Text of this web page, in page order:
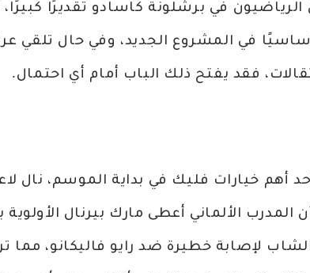
الرياضيون في برشلونة كاسادو تقديرًا
أساسيًا في المشروع الجديد، وفي حال
فقد يفتح ذلك الباب أمام أي احتمال.
أهم خيارات فليك في بداية الموسم، نال
المدرب الألماني أعطى مارك بيرنال
لإصابة خطيرة ضد رايو فاليكانو، مما